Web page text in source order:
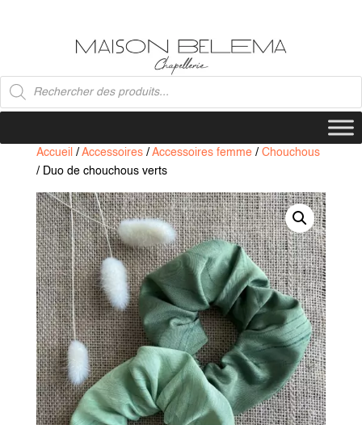
Recherche
de
produits
Accueil / Accessoires/ Accessoires femme/ Chouchous
/ Duo de chouchous verts